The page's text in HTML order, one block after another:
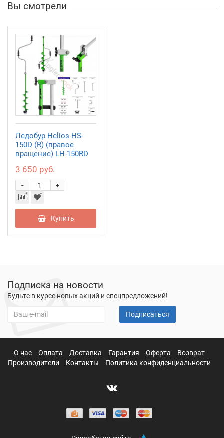
Вы смотрели
Ледобур Helios HS-
150D (R) (правое
вращение) LH-150RD
3 650 руб.
+
-
Купить
Подписка на новости
Будьте в курсе новых акций и спецпредложений!
Подписаться
О нас Оплата Доставка Гарантия Оферта
Возврат
Производители
Контакты Политика конфиденциальности